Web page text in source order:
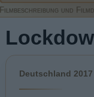
Filmbeschreibung und
Deutschland